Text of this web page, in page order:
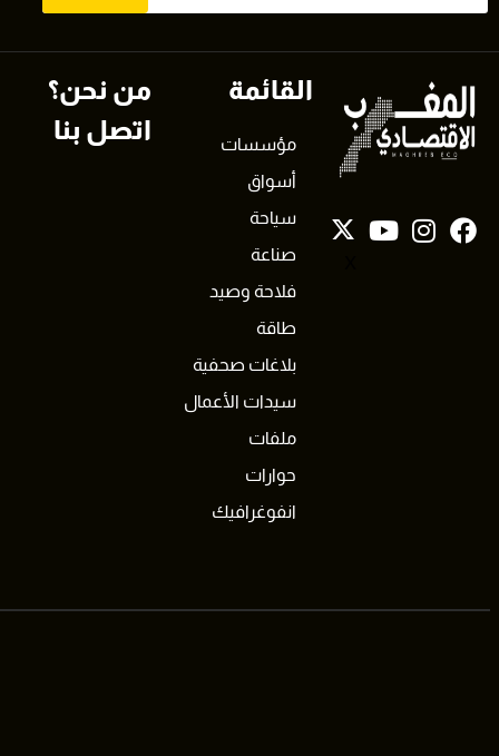
القائمة
مؤسسات
أسواق
سياحة
صناعة
فلاحة وصيد
طاقة
بلاغات صحفية
سيدات الأعمال
ملفات
حوارات
انفوغرافيك
من نحن؟
اتصل بنا